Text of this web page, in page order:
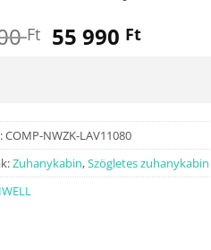
Ft Original
800 Ft.
55 990 FtCurrent
990 Ft.
COMP-NWZK-LAV11080
Zuhanykabin,Szögletes zuhanykabin